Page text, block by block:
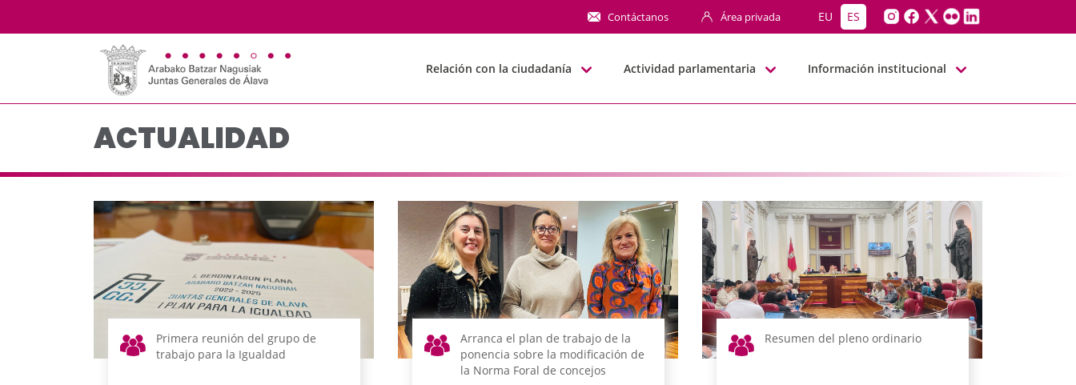
Contáctanos Área privada EU ES
Relación con la ciudadanía Actividad parlamentaria Información institucional
ACTUALIDAD
Primera reunión del grupo de
trabajo para la Igualdad
Arranca el plan de trabajo de la
ponencia sobre la modificación de
la Norma Foral de concejos
Resumen del pleno ordinario